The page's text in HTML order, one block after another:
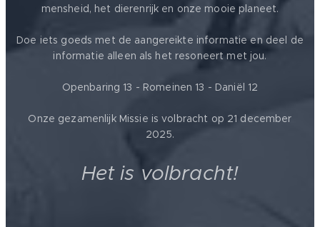
mensheid, het dierenrijk en onze mooie planeet.
Doe iets goeds met de aangereikte informatie en deel de
informatie alleen als het resoneert met jou.
Openbaring 13 - Romeinen 13 - Daniël 12
Onze gezamenlijk Missie is volbracht op 21 december
2025.
Het is volbracht!